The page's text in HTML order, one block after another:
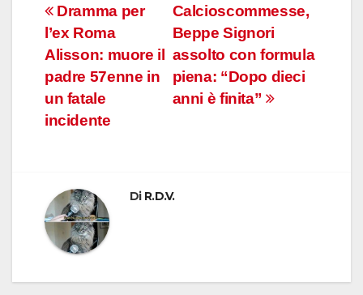
Navigazione
articoli
Calcioscommesse,
Beppe Signori
assolto con formula
piena: “Dopo dieci
anni è finita”
Dramma per
l’ex Roma
Alisson: muore il
padre 57enne in
un fatale
incidente
Di R.D.V.